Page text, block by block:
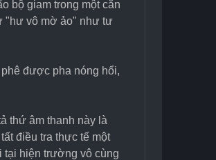
bộ giam trong một căn
"hư vô mờ ảo" như tư
được pha nóng hổi,
thứ âm thanh này là
điều tra thực tế một
tại hiện trường vô cùng